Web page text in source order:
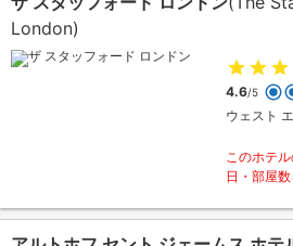
London)
4.6/5
ウェスト
このホテ
日・部屋